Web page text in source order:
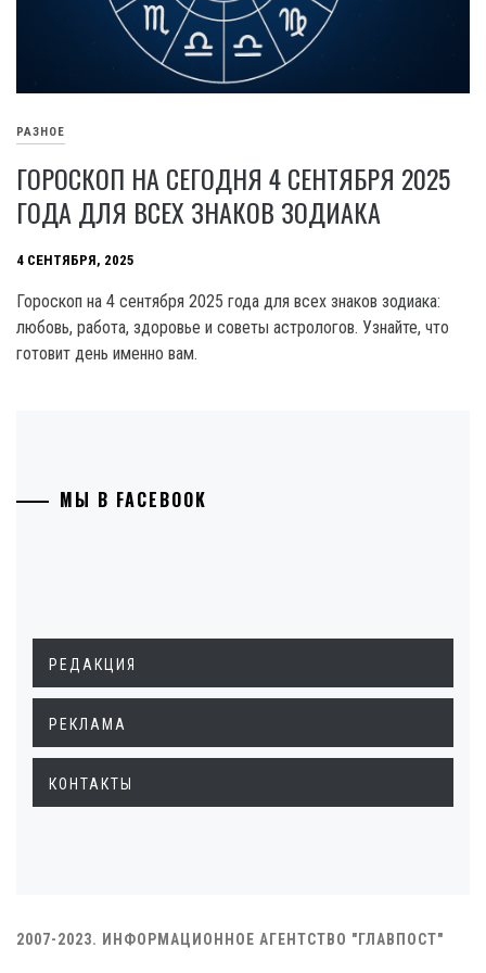
РАЗНОЕ
ГОРОСКОП НА СЕГОДНЯ 4 СЕНТЯБРЯ 2025
ГОДА ДЛЯ ВСЕХ ЗНАКОВ ЗОДИАКА
4 СЕНТЯБРЯ, 2025
Гороскоп на 4 сентября 2025 года для всех знаков зодиака:
любовь, работа, здоровье и советы астрологов. Узнайте, что
готовит день именно вам.
МЫ В FACEBOOK
РЕДАКЦИЯ
РЕКЛАМА
КОНТАКТЫ
2007-2023. ИНФОРМАЦИОННОЕ АГЕНТСТВО "ГЛАВПОСТ"